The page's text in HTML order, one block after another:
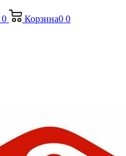
0 Корзина0 0